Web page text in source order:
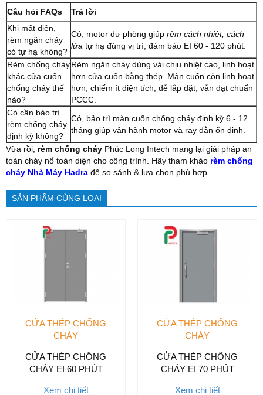
Câu hỏi FAQs
Trả lời
Khi mất điện,
rèm ngăn cháy
có tự hạ không?
Có, motor dự phòng giúp rèm cách nhiệt, cách
lửa tự hạ đúng vị trí, đảm bảo EI 60 - 120 phút.
Rèm chống cháy
khác cửa cuốn
chống cháy thế
nào?
Rèm ngăn cháy dùng vải chịu nhiệt cao, linh hoạt
hơn cửa cuốn bằng thép. Màn cuốn còn linh hoạt
hơn, chiếm ít diện tích, dễ lắp đặt, vẫn đạt chuẩn
PCCC.
Có cần bảo trì
rèm chống cháy
định kỳ không?
Có, bảo trì màn cuốn chống cháy định kỳ 6 - 12
tháng giúp vận hành motor và ray dẫn ổn định.
Vừa rồi, rèm chống cháy Phúc Long Intech mang lại giải pháp an
toàn cháy nổ toàn diện cho công trình. Hãy tham khảo rèm chống
cháy Nhà Máy Hadra để so sánh & lựa chọn phù hợp.
SẢN PHẨM CÙNG LOẠI
CỬA THÉP CHỐNG
CHÁY
CỬA THÉP CHỐNG
CHÁY EI 60 PHÚT
Xem chi tiết
CỬA THÉP CHỐNG
CHÁY
CỬA THÉP CHỐNG
CHÁY EI 70 PHÚT
Xem chi tiết